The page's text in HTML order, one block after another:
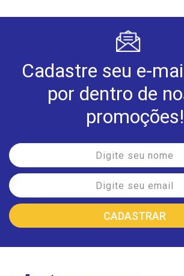
Cadastre seu e-
por dentro de
promoções!